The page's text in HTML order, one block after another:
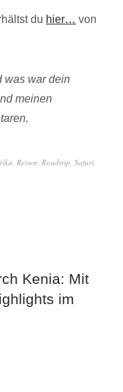
du hier… von
was war dein
meinen
, Reisen, Roadtrip, Safari,
Kenia: Mit
im